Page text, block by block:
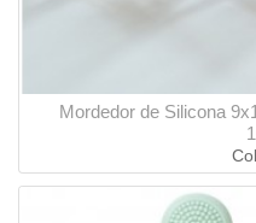
Mordedor de Silicona